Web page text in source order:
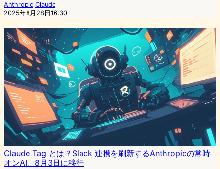
Anthropic Claude
2025年8月28日16:30
Claude Tag とは？Slack 連携を刷新するAnthropicの常時
オンAI、8月3日に移行